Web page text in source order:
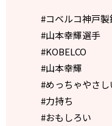
#コベルコ神戸
#山本幸輝選手
#KOBELCO
#山本幸輝
#めっちゃやさし
#力持ち
#おもしろい